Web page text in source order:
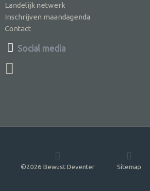
Landelijk netwerk
Inschrijven maandagenda
Contact
Social media
©2026 Bewust Deventer Sitemap